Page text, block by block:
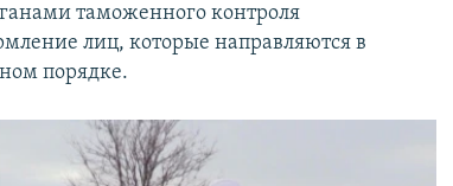
таможенного контроля
лиц, которые направляются в
порядке.